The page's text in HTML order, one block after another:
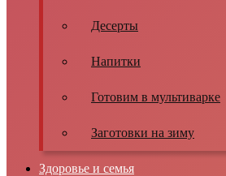
Десерты
Напитки
Готовим в мультиварке
Заготовки на зиму
Здоровье и семья